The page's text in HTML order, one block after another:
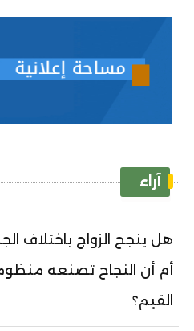
آراء
هل ينجح الزواج باختلاف
أم أن النجاح تصنعه
القيم؟